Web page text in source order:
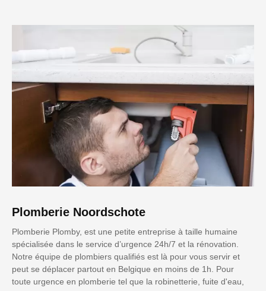
Plomberie Noordschote
Plomberie Plomby, est une petite entreprise à taille humaine
spécialisée dans le service d’urgence 24h/7 et la rénovation.
Notre équipe de plombiers qualifiés est là pour vous servir et
peut se déplacer partout en Belgique en moins de 1h. Pour
toute urgence en plomberie tel que la robinetterie, fuite d'eau,